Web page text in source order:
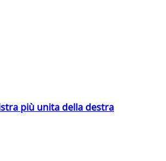
più unita della destra